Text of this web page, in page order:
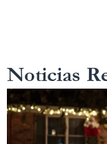
Noticias